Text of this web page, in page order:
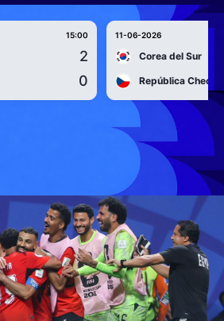
15:00
2
0
11-06-2026
Corea del Sur
República Checa